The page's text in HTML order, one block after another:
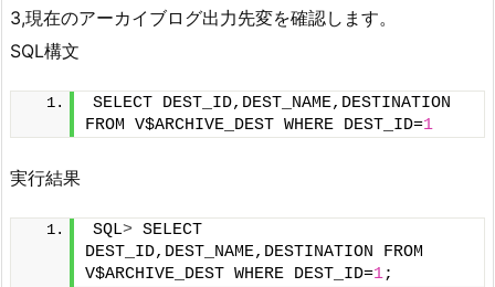
3,現在のアーカイブログ出力先変を確認します。
SQL構文
SELECT DEST_ID,DEST_NAME,DESTINATION
FROM V$ARCHIVE_DEST WHERE DEST_ID=1
実行結果
SQL> SELECT
DEST_ID,DEST_NAME,DESTINATION FROM
V$ARCHIVE_DEST WHERE DEST_ID=1;